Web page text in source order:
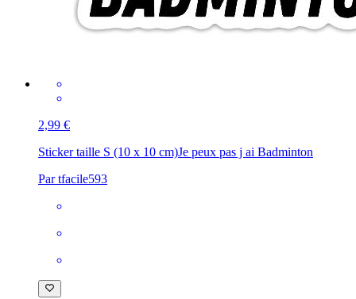
2,99 €
Sticker taille S (10 x 10 cm)Je peux pas j ai Badminton
Par tfacile593